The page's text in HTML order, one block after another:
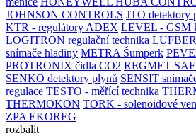
JOHNSON CONTROLS JTO detektory
KTR - regulátory ADEX LEVEL - GSM
LOGITRON regulační technika
snímače hladiny METRA Šumperk
PROTRONIX čidla CO2 REGMET
SENKO detektory plynů SENSIT
regulace TESTO - měřící technika
THERMOKON TORK - solenoidové
ZPA EKOREG
rozbalit